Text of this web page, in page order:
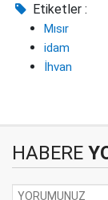
Etiketler :
Mısır
idam
İhvan
HABERE